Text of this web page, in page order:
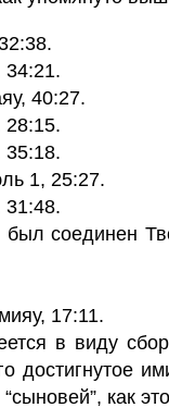
34:21.
40:27.
28:15.
35:18.
1, 25:27.
31:48.
был соединен
17:11.
в виду
достигнутое
как